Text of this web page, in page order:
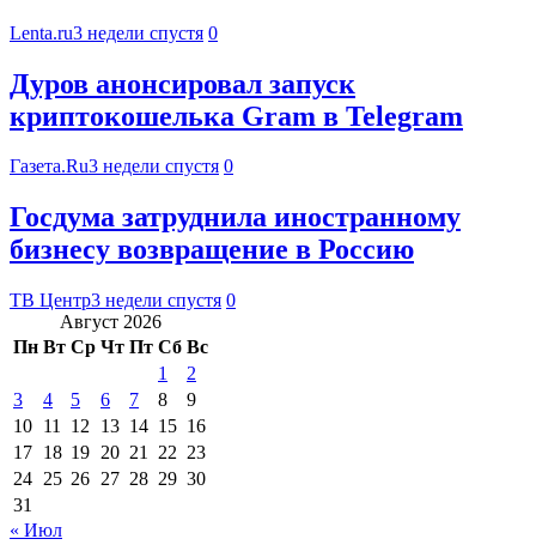
Lenta.ru3 недели спустя 0
Дуров анонсировал запуск
криптокошелька Gram в Telegram
Газета.Ru3 недели спустя 0
Госдума затруднила иностранному
бизнесу возвращение в Россию
ТВ Центр3 недели спустя 0
Август 2026
Пн Вт Ср Чт Пт Сб Вс
1
2
3
4 5 6 7 8
9
10 11 12 13 14 15 16
17 18 19 20 21 22 23
24 25 26 27 28 29 30
31
« Июл